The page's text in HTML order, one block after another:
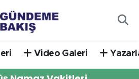
Video Galeri